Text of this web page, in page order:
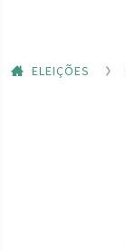
ELEIÇÕES